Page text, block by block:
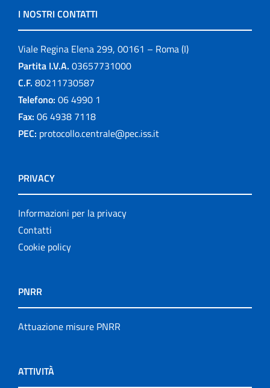
I NOSTRI CONTATTI
Viale Regina Elena 299, 00161 – Roma (I)
Partita I.V.A. 03657731000
C.F. 80211730587
Telefono: 06 4990 1
Fax: 06 4938 7118
PEC: protocollo.centrale@pec.iss.it
PRIVACY
Informazioni per la privacy
Contatti
Cookie policy
PNRR
Attuazione misure PNRR
ATTIVITÀ